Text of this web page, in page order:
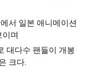
서 일본 애니메이션
며
대다수 팬들이 개봉
크다.